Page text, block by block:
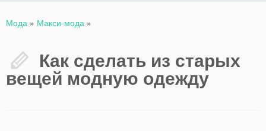
Мода » Макси-мода »
Как сделать из старых
вещей модную одежду